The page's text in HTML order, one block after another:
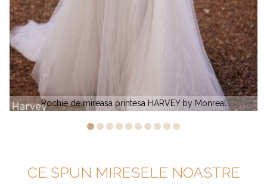
by Monreal Rochie de mireasa satin
CE SPUN MIRESELE NOASTRE